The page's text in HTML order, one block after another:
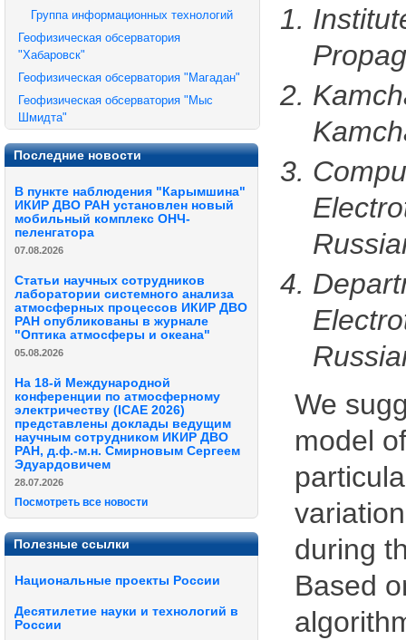
Группа информационных технологий
Геофизическая обсерватория
"Хабаровск"
Геофизическая обсерватория "Магадан"
Геофизическая обсерватория "Мыс
Шмидта"
Последние новости
В пункте наблюдения "Карымшина"
ИКИР ДВО РАН установлен новый
мобильный комплекс ОНЧ-
пеленгатора
07.08.2026
Статьи научных сотрудников
лаборатории системного анализа
атмосферных процессов ИКИР ДВО
РАН опубликованы в журнале
"Оптика атмосферы и океана"
05.08.2026
На 18-й Международной
конференции по атмосферному
электричеству (ICAE 2026)
представлены доклады ведущим
научным сотрудником ИКИР ДВО
РАН, д.ф.-м.н. Смирновым Сергеем
Эдуардовичем
28.07.2026
Посмотреть все новости
Полезные ссылки
Национальные проекты России
Десятилетие науки и технологий в
России
We
model
during
Based